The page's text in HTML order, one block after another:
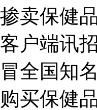
掺卖保健
客户端讯
冒全国知
购买保健